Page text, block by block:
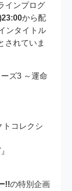
インプログ
から配
ンタイトル
されていま
ズ3 ～運命
トコレクシ
!!の特別企画